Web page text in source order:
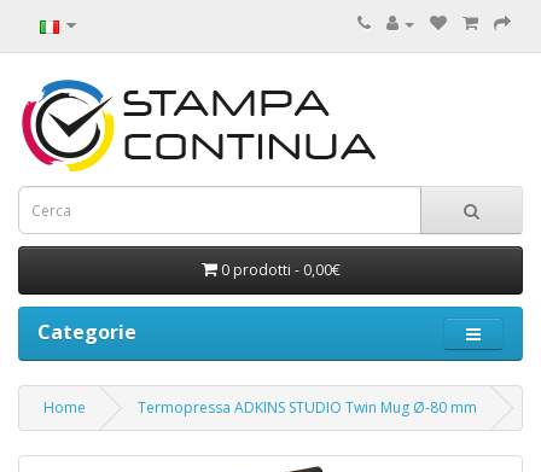
0 prodotti - 0,00€
Categorie
Home Termopressa ADKINS STUDIO Twin Mug Ø-80 mm